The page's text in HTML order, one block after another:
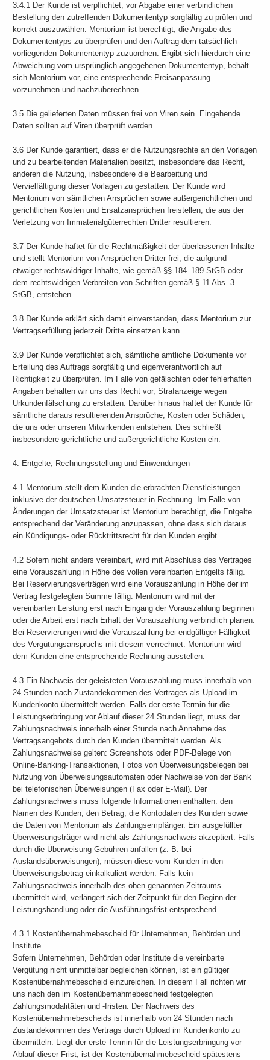
3.4.1 Der Kunde ist verpflichtet, vor Abgabe einer verbindlichen
Bestellung den zutreffenden Dokumententyp sorgfältig zu prüfen und
korrekt auszuwählen. Mentorium ist berechtigt, die Angabe des
Dokumententyps zu überprüfen und den Auftrag dem tatsächlich
vorliegenden Dokumententyp zuzuordnen. Ergibt sich hierdurch eine
Abweichung vom ursprünglich angegebenen Dokumententyp, behält
sich Mentorium vor, eine entsprechende Preisanpassung
vorzunehmen und nachzuberechnen.
3.5 Die gelieferten Daten müssen frei von Viren sein. Eingehende
Daten sollten auf Viren überprüft werden.
3.6 Der Kunde garantiert, dass er die Nutzungsrechte an den Vorlagen
und zu bearbeitenden Materialien besitzt, insbesondere das Recht,
anderen die Nutzung, insbesondere die Bearbeitung und
Vervielfältigung dieser Vorlagen zu gestatten. Der Kunde wird
Mentorium von sämtlichen Ansprüchen sowie außergerichtlichen und
gerichtlichen Kosten und Ersatzansprüchen freistellen, die aus der
Verletzung von Immaterialgüterrechten Dritter resultieren.
3.7 Der Kunde haftet für die Rechtmäßigkeit der überlassenen Inhalte
und stellt Mentorium von Ansprüchen Dritter frei, die aufgrund
etwaiger rechtswidriger Inhalte, wie gemäß §§ 184–189 StGB oder
dem rechtswidrigen Verbreiten von Schriften gemäß § 11 Abs. 3
StGB, entstehen.
3.8 Der Kunde erklärt sich damit einverstanden, dass Mentorium zur
Vertragserfüllung jederzeit Dritte einsetzen kann.
3.9 Der Kunde verpflichtet sich, sämtliche amtliche Dokumente vor
Erteilung des Auftrags sorgfältig und eigenverantwortlich auf
Richtigkeit zu überprüfen. Im Falle von gefälschten oder fehlerhaften
Angaben behalten wir uns das Recht vor, Strafanzeige wegen
Urkundenfälschung zu erstatten. Darüber hinaus haftet der Kunde für
sämtliche daraus resultierenden Ansprüche, Kosten oder Schäden,
die uns oder unseren Mitwirkenden entstehen. Dies schließt
insbesondere gerichtliche und außergerichtliche Kosten ein.
4. Entgelte, Rechnungsstellung und Einwendungen
4.1 Mentorium stellt dem Kunden die erbrachten Dienstleistungen
inklusive der deutschen Umsatzsteuer in Rechnung. Im Falle von
Änderungen der Umsatzsteuer ist Mentorium berechtigt, die Entgelte
entsprechend der Veränderung anzupassen, ohne dass sich daraus
ein Kündigungs- oder Rücktrittsrecht für den Kunden ergibt.
4.2 Sofern nicht anders vereinbart, wird mit Abschluss des Vertrages
eine Vorauszahlung in Höhe des vollen vereinbarten Entgelts fällig.
Bei Reservierungsverträgen wird eine Vorauszahlung in Höhe der im
Vertrag festgelegten Summe fällig. Mentorium wird mit der
vereinbarten Leistung erst nach Eingang der Vorauszahlung beginnen
oder die Arbeit erst nach Erhalt der Vorauszahlung verbindlich planen.
Bei Reservierungen wird die Vorauszahlung bei endgültiger Fälligkeit
des Vergütungsanspruchs mit diesem verrechnet. Mentorium wird
dem Kunden eine entsprechende Rechnung ausstellen.
4.3 Ein Nachweis der geleisteten Vorauszahlung muss innerhalb von
24 Stunden nach Zustandekommen des Vertrages als Upload im
Kundenkonto übermittelt werden. Falls der erste Termin für die
Leistungserbringung vor Ablauf dieser 24 Stunden liegt, muss der
Zahlungsnachweis innerhalb einer Stunde nach Annahme des
Vertragsangebots durch den Kunden übermittelt werden. Als
Zahlungsnachweise gelten: Screenshots oder PDF-Belege von
Online-Banking-Transaktionen, Fotos von Überweisungsbelegen bei
Nutzung von Überweisungsautomaten oder Nachweise von der Bank
bei telefonischen Überweisungen (Fax oder E-Mail). Der
Zahlungsnachweis muss folgende Informationen enthalten: den
Namen des Kunden, den Betrag, die Kontodaten des Kunden sowie
die Daten von Mentorium als Zahlungsempfänger. Ein ausgefüllter
Überweisungsträger wird nicht als Zahlungsnachweis akzeptiert. Falls
durch die Überweisung Gebühren anfallen (z. B. bei
Auslandsüberweisungen), müssen diese vom Kunden in den
Überweisungsbetrag einkalkuliert werden. Falls kein
Zahlungsnachweis innerhalb des oben genannten Zeitraums
übermittelt wird, verlängert sich der Zeitpunkt für den Beginn der
Leistungshandlung oder die Ausführungsfrist entsprechend.
4.3.1 Kostenübernahmebescheid für Unternehmen, Behörden und
Institute
Sofern Unternehmen, Behörden oder Institute die vereinbarte
Vergütung nicht unmittelbar begleichen können, ist ein gültiger
Kostenübernahmebescheid einzureichen. In diesem Fall richten wir
uns nach den im Kostenübernahmebescheid festgelegten
Zahlungsmodalitäten und -fristen. Der Nachweis des
Kostenübernahmebescheids ist innerhalb von 24 Stunden nach
Zustandekommen des Vertrags durch Upload im Kundenkonto zu
übermitteln. Liegt der erste Termin für die Leistungserbringung vor
Ablauf dieser Frist, ist der Kostenübernahmebescheid spätestens